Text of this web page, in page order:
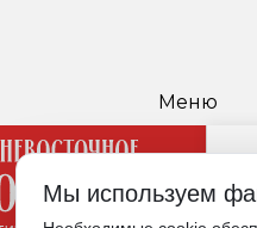
Меню
Мы используем